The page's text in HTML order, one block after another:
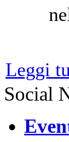
Leggi
Social